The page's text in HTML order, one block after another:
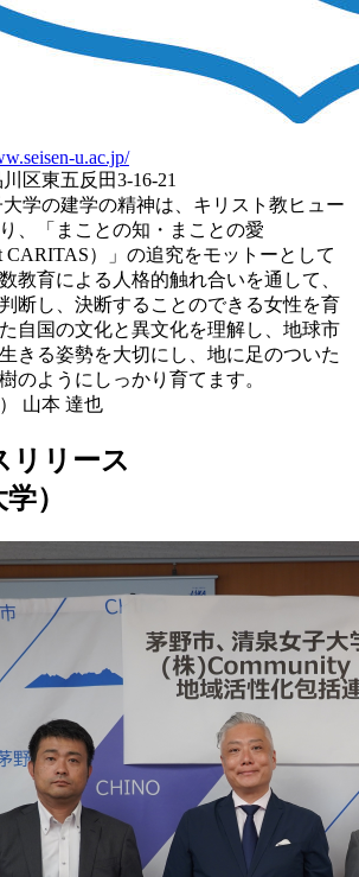
u.ac.jp/
区東五反田3-16-21
学の建学の精神は、キリスト教ヒュー
、「まことの知・まことの愛
CARITAS）」の追究をモットーとして
教育による人格的触れ合いを通して、
断し、決断することのできる女性を育
自国の文化と異文化を理解し、地球市
きる姿勢を大切にし、地に足のついた
のようにしっかり育てます。
山本 達也
リリース
）